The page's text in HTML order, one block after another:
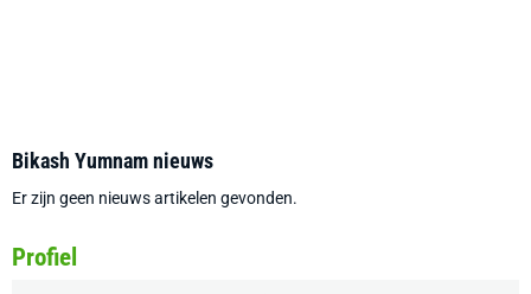
Bikash Yumnam nieuws
Er zijn geen nieuws artikelen gevonden.
Profiel